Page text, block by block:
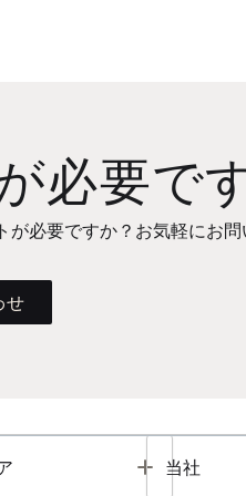
必要で
が必要ですか？お気軽にお問
せ
Toggle
当社